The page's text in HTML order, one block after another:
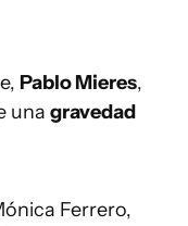
Pablo Mieres,
una gravedad
Ferrero,